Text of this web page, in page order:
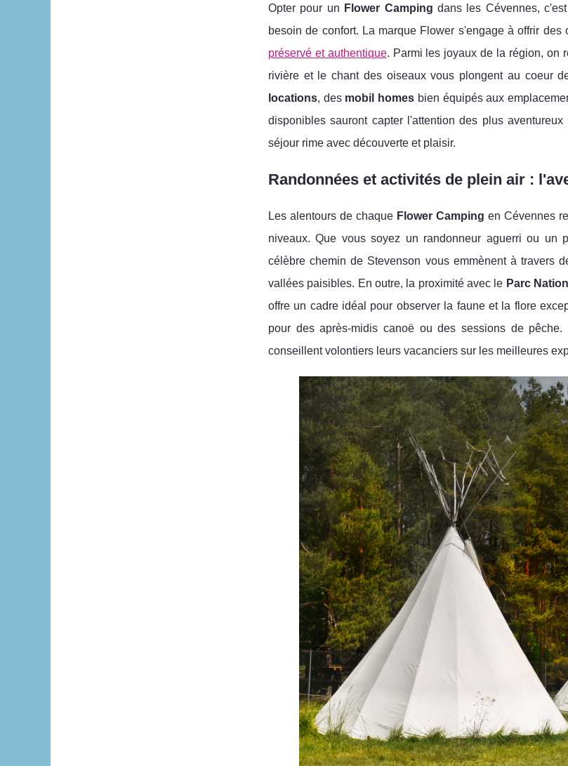
Opter pour un Flower Camping dans les Cévennes,
besoin de confort. La marque Flower s'engage à offrir
préservé et authentique. Parmi les joyaux de la région, on
rivière et le chant des oiseaux vous plongent au coeur
locations, des mobil homes bien équipés aux
disponibles sauront capter l'attention des plus
séjour rime avec découverte et plaisir.
Randonnées et activités de plein air :
Les alentours de chaque Flower Camping en Cévennes
niveaux. Que vous soyez un randonneur aguerri ou un
célèbre chemin de Stevenson vous emmènent à travers
vallées paisibles. En outre, la proximité avec le Parc
offre un cadre idéal pour observer la faune et la flore
pour des après-midis canoë ou des sessions de
conseillent volontiers leurs vacanciers sur les meilleures